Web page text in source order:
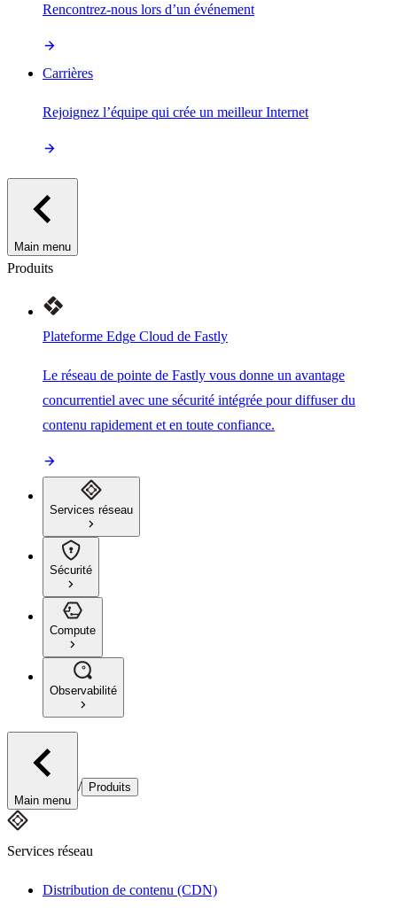
Rencontrez-nous lors d’un événement
Carrières
Rejoignez l’équipe qui crée un meilleur Internet
Main menu
Produits
Plateforme Edge Cloud de Fastly
Le réseau de pointe de Fastly vous donne un avantage
concurrentiel avec une sécurité intégrée pour diffuser du
contenu rapidement et en toute confiance.
Services réseau
Sécurité
Compute
Observabilité
Main menu
/ Produits
Services réseau
Distribution de contenu (CDN)